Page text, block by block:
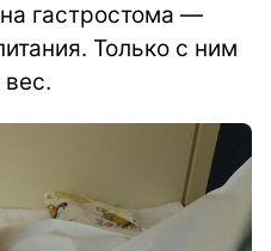
гастростома —
Только с ним